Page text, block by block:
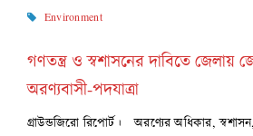
Environment
গণতন্ত্র ও স্বশাসনের দাবিতে জেলায়
অরণ্যবাসী-পদযাত্রা
গ্রাউন্ডজিরো রিপোর্ট। অরণ্যের অধিকার,